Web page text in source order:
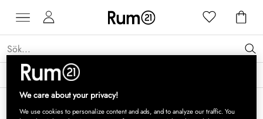
Få 15 % rabatt på Grythyttan Stålmöbler* →
We care about your privacy!
We use cookies to personalize content and ads, and to analyze our traffic. You